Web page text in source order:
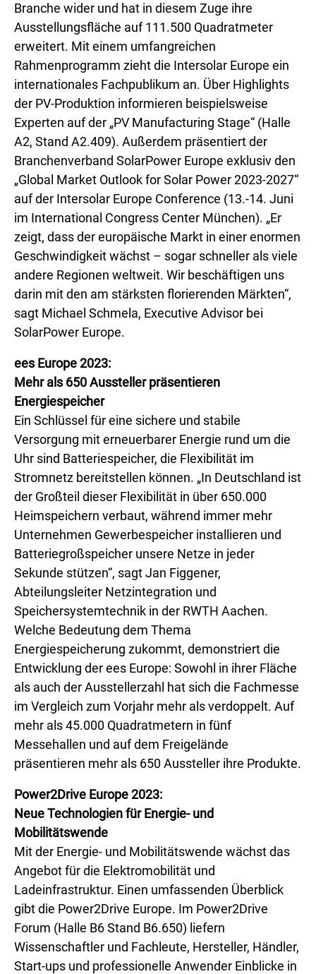
Branche wider und hat in diesem Zuge ihre
Ausstellungsfläche auf 111.500 Quadratmeter
erweitert. Mit einem umfangreichen
Rahmenprogramm zieht die Intersolar Europe ein
internationales Fachpublikum an. Über Highlights
der PV-Produktion informieren beispielsweise
Experten auf der „PV Manufacturing Stage“ (Halle
A2, Stand A2.409). Außerdem präsentiert der
Branchenverband SolarPower Europe exklusiv den
„Global Market Outlook for Solar Power 2023-2027“
auf der Intersolar Europe Conference (13.-14. Juni
im International Congress Center München). „Er
zeigt, dass der europäische Markt in einer enormen
Geschwindigkeit wächst – sogar schneller als viele
andere Regionen weltweit. Wir beschäftigen uns
darin mit den am stärksten florierenden Märkten“,
sagt Michael Schmela, Executive Advisor bei
SolarPower Europe.
ees Europe 2023:
Mehr als 650 Aussteller präsentieren
Energiespeicher
Ein Schlüssel für eine sichere und stabile
Versorgung mit erneuerbarer Energie rund um die
Uhr sind Batteriespeicher, die Flexibilität im
Stromnetz bereitstellen können. „In Deutschland ist
der Großteil dieser Flexibilität in über 650.000
Heimspeichern verbaut, während immer mehr
Unternehmen Gewerbespeicher installieren und
Batteriegroßspeicher unsere Netze in jeder
Sekunde stützen“, sagt Jan Figgener,
Abteilungsleiter Netzintegration und
Speichersystemtechnik in der RWTH Aachen.
Welche Bedeutung dem Thema
Energiespeicherung zukommt, demonstriert die
Entwicklung der ees Europe: Sowohl in ihrer Fläche
als auch der Ausstellerzahl hat sich die Fachmesse
im Vergleich zum Vorjahr mehr als verdoppelt. Auf
mehr als 45.000 Quadratmetern in fünf
Messehallen und auf dem Freigelände
präsentieren mehr als 650 Aussteller ihre Produkte.
Power2Drive Europe 2023:
Neue Technologien für Energie- und
Mobilitätswende
Mit der Energie- und Mobilitätswende wächst das
Angebot für die Elektromobilität und
Ladeinfrastruktur. Einen umfassenden Überblick
gibt die Power2Drive Europe. Im Power2Drive
Forum (Halle B6 Stand B6.650) liefern
Wissenschaftler und Fachleute, Hersteller, Händler,
Start-ups und professionelle Anwender Einblicke in